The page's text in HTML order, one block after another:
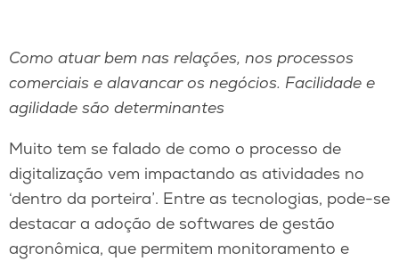
Como atuar bem nas relações, nos processos
comerciais e alavancar os negócios. Facilidade e
agilidade são determinantes
Muito tem se falado de como o processo de
digitalização vem impactando as atividades no
‘dentro da porteira’. Entre as tecnologias, pode-se
destacar a adoção de softwares de gestão
agronômica, que permitem monitoramento e